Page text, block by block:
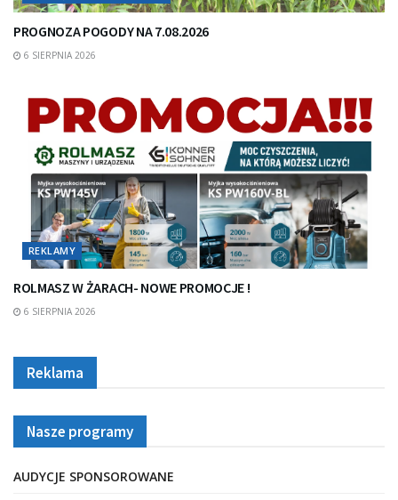
PROGNOZA POGODY NA 7.08.2026
6 SIERPNIA 2026
REKLAMY
ROLMASZ W ŻARACH- NOWE PROMOCJE !
6 SIERPNIA 2026
Reklama
Nasze programy
AUDYCJE SPONSOROWANE